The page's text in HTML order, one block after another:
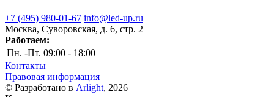
+7 (495) 980-01-67 info@led-up.ru
Москва, Суворовская, д. 6, стр. 2
Работаем:
Пн. -Пт. 09:00 - 18:00
Контакты
Правовая информация
© Разработано в Arlight, 2026